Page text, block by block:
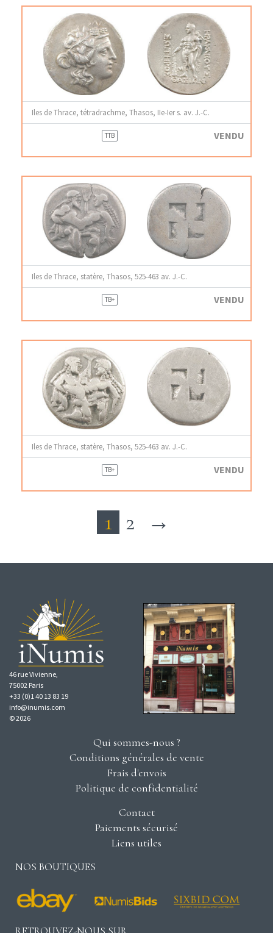
Iles de Thrace, tétradrachme, Thasos, IIe-Ier s. av. J.-C.
TTB VENDU
Iles de Thrace, statère, Thasos, 525-463 av. J.-C.
TB+ VENDU
Iles de Thrace, statère, Thasos, 525-463 av. J.-C.
TB+ VENDU
1 2 →
46 rue Vivienne,
75002 Paris
+33 (0)1 40 13 83 19
info@inumis.com
© 2026
Qui sommes-nous ?
Conditions générales de vente
Frais d'envois
Politique de confidentialité
Contact
Paiements sécurisé
Liens utiles
NOS BOUTIQUES